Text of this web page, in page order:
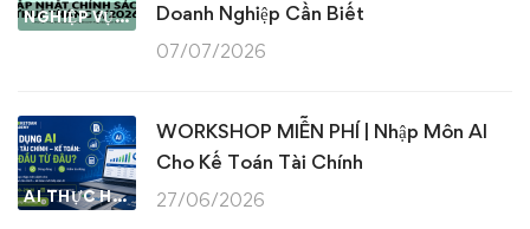
NGHIỆP VỤ KẾ TOÁN & THUẾ
Doanh Nghiệp Cần Biết
07/07/2026
AI THỰC HÀNH
WORKSHOP MIỄN PHÍ | Nhập Môn AI
Cho Kế Toán Tài Chính
27/06/2026